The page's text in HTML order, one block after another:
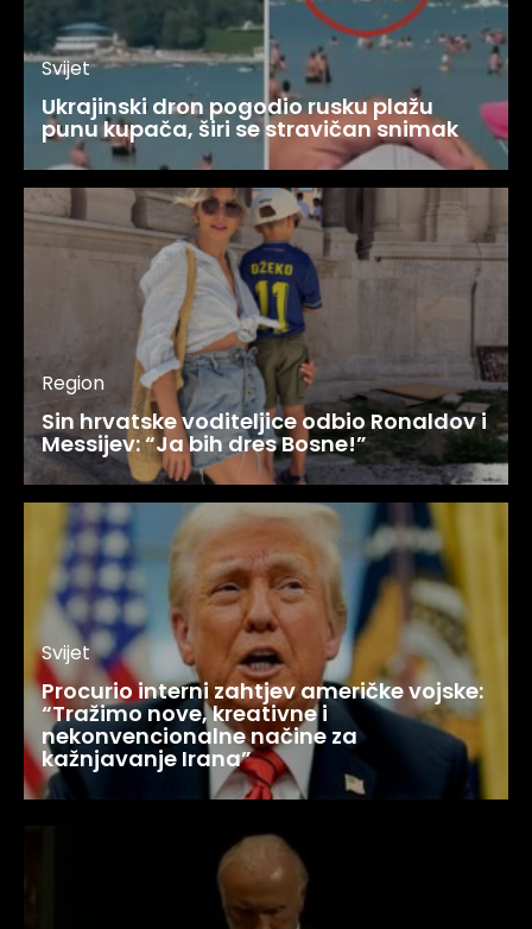
Svijet
Ukrajinski dron pogodio rusku plažu
punu kupača, širi se stravičan snimak
Region
Sin hrvatske voditeljice odbio Ronaldov i
Messijev: “Ja bih dres Bosne!”
Svijet
Procurio interni zahtjev američke vojske:
“Tražimo nove, kreativne i
nekonvencionalne načine za
kažnjavanje Irana”